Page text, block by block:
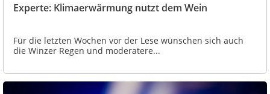
Experte: Klimaerwärmung nutzt dem Wein
Für die letzten Wochen vor der Lese wünschen sich auch
die Winzer Regen und moderatere...